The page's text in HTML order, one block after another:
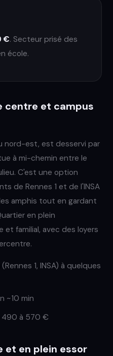
€. Secteur prisé des
école.
centre et campus
nord-est, est desservi par
à mi-chemin entre le
C'est une option
de Rennes 1 et de l'INSA
amphis tout en gardant
en plein
familial, avec des loyers
1, INSA) à quelques
~10 min
490 à 570 €
et en plein essor